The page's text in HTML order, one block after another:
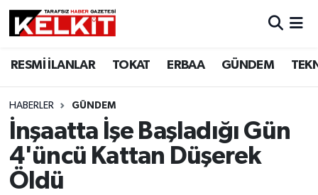
RESMİ İLANLAR TOKAT ERBAA GÜNDEM
HABERLER GÜNDEM
İnşaatta İşe Başladığı Gün
4'üncü Kattan Düşerek
Öldü